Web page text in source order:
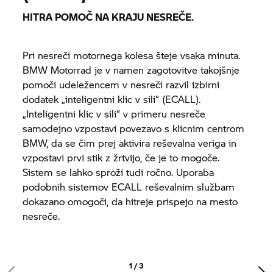
HITRA POMOČ NA KRAJU NESREČE.
Pri nesreči motornega kolesa šteje vsaka minuta.
BMW Motorrad je v namen zagotovitve takojšnje
pomoči udeležencem v nesreči razvil izbirni
dodatek „inteligentni klic v sili“ (ECALL).
„Inteligentni klic v sili“ v primeru nesreče
samodejno vzpostavi povezavo s klicnim centrom
BMW, da se čim prej aktivira reševalna veriga in
vzpostavi prvi stik z žrtvijo, če je to mogoče.
Sistem se lahko sproži tudi ročno. Uporaba
podobnih sistemov ECALL reševalnim službam
dokazano omogoči, da hitreje prispejo na mesto
nesreče.
1 / 3